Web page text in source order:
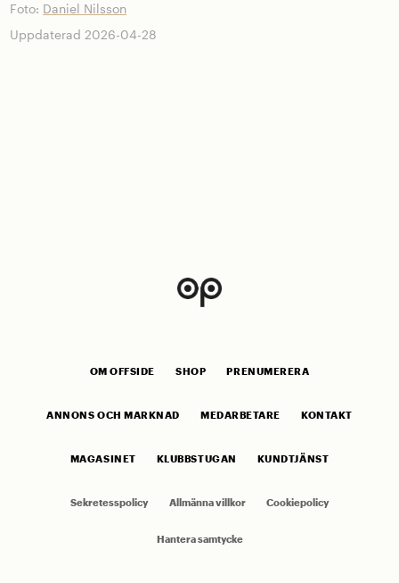
Foto: Daniel Nilsson
Uppdaterad 2026-04-28
OM OFFSIDE SHOP PRENUMERERA
ANNONS OCH MARKNAD MEDARBETARE KONTAKT
MAGASINET KLUBBSTUGAN KUNDTJÄNST
Sekretesspolicy Allmänna villkor Cookiepolicy
Hantera samtycke